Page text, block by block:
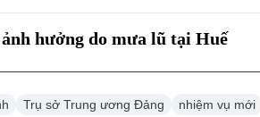
hưởng do mưa lũ tại Huế
Trụ sở Trung ương Đảng nhiệm vụ mới